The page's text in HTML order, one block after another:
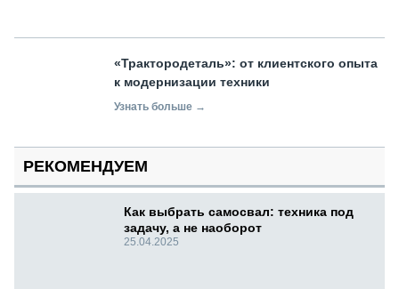
«Трактородеталь»: от клиентского опыта
к модернизации техники
Узнать больше →
РЕКОМЕНДУЕМ
Как выбрать самосвал: техника под
задачу, а не наоборот
25.04.2025